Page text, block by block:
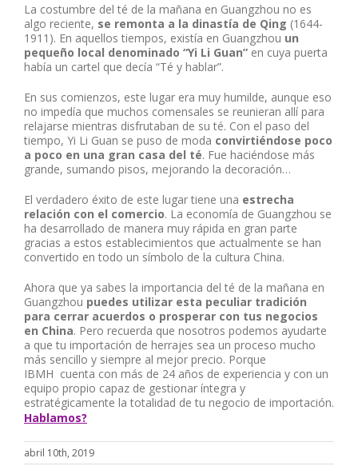
La costumbre del té de la mañana en Guangzhou no es
algo reciente, se remonta a la dinastía de Qing (1644-
1911). En aquellos tiempos, existía en Guangzhou un
pequeño local denominado “Yi Li Guan” en cuya puerta
había un cartel que decía “Té y hablar”.
En sus comienzos, este lugar era muy humilde, aunque eso
no impedía que muchos comensales se reunieran allí para
relajarse mientras disfrutaban de su té. Con el paso del
tiempo, Yi Li Guan se puso de moda convirtiéndose poco
a poco en una gran casa del té. Fue haciéndose más
grande, sumando pisos, mejorando la decoración…
El verdadero éxito de este lugar tiene una estrecha
relación con el comercio. La economía de Guangzhou se
ha desarrollado de manera muy rápida en gran parte
gracias a estos establecimientos que actualmente se han
convertido en todo un símbolo de la cultura China.
Ahora que ya sabes la importancia del té de la mañana en
Guangzhou puedes utilizar esta peculiar tradición
para cerrar acuerdos o prosperar con tus negocios
en China. Pero recuerda que nosotros podemos ayudarte
a que tu importación de herrajes sea un proceso mucho
más sencillo y siempre al mejor precio. Porque
IBMH cuenta con más de 24 años de experiencia y con un
equipo propio capaz de gestionar íntegra y
estratégicamente la totalidad de tu negocio de importación.
Hablamos?
abril 10th, 2019